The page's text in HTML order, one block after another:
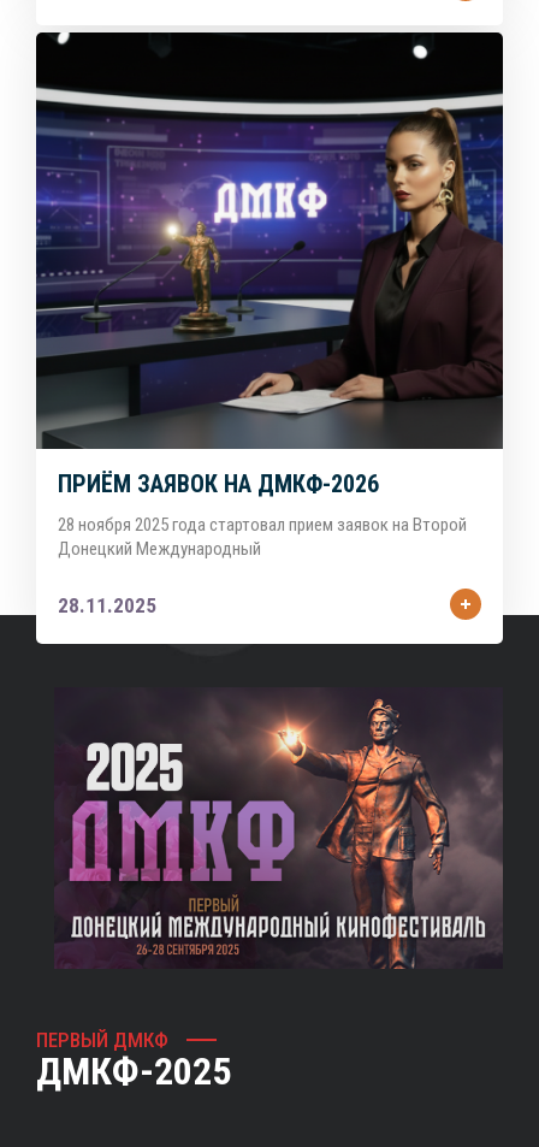
ПРИЁМ ЗАЯВОК НА ДМКФ-2026
28 ноября 2025 года стартовал прием заявок на Второй
Донецкий Международный
28.11.2025
ПЕРВЫЙ ДМКФ
ДМКФ-2025